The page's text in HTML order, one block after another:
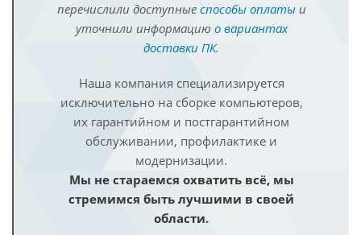
перечислили доступные способы оплатыи
уточнили информацию о вариантах
доставки ПК.
Наша компания специализируется
исключительно на сборке компьютеров,
их гарантийном и постгарантийном
обслуживании, профилактике и
модернизации.
Мы не стараемся охватить всё, мы
стремимся быть лучшими в своей
области.